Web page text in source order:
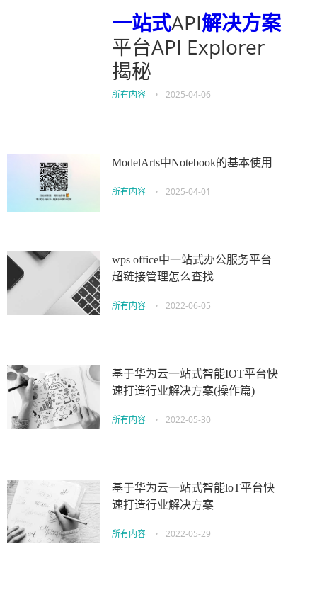
一站式API解决方案
平台API Explorer
揭秘
所有内容 • 2025-04-06
ModelArts中Notebook的基本使用
所有内容 • 2025-04-01
wps office中一站式办公服务平台
超链接管理怎么查找
所有内容 • 2022-06-05
基于华为云一站式智能IOT平台快
速打造行业解决方案(操作篇)
所有内容 • 2022-05-30
基于华为云一站式智能loT平台快
速打造行业解决方案
所有内容 • 2022-05-29